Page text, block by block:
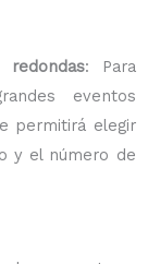
redondas: Para
eventos
permitirá elegir
y el número de